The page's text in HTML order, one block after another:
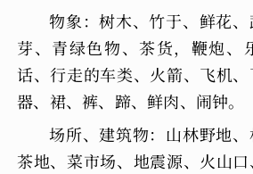
物象：树木、竹于、鲜花
芽、青绿色物、茶货，鞭炮、
话、行走的车类、火箭、飞机
器、裙、裤、蹄、鲜肉、闹钟。
场所、建筑物：山林野地、
茶地、菜市场、地震源、火山